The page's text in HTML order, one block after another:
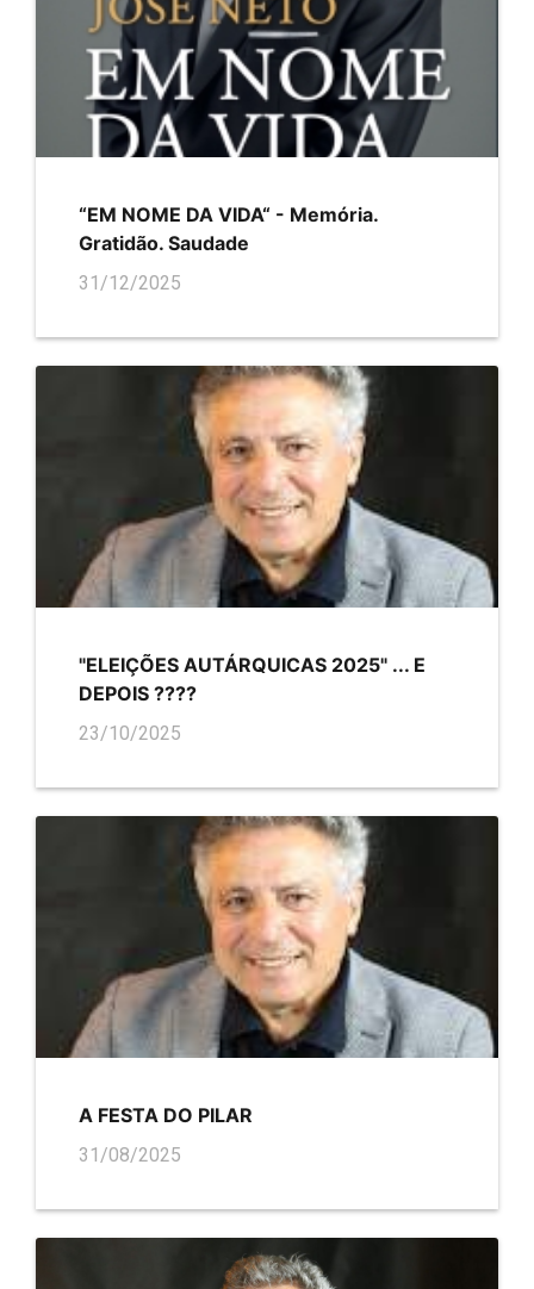
“EM NOME DA VIDA“ - Memória.
Gratidão. Saudade
31/12/2025
"ELEIÇÕES AUTÁRQUICAS 2025" ... E
DEPOIS ????
23/10/2025
A FESTA DO PILAR
31/08/2025